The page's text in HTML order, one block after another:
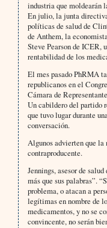
industria que moldearán
En julio, la junta
políticas de salud de
de Anthem, la
Steve Pearson de ICER,
rentabilidad de los
El mes pasado PhRMA
republicanos en el
Cámara de
Un cabildero del partido
que tuvo lugar durante
conversación.
Algunos advierten que
contraproducente.
Jennings, asesor de
más que sus palabras”.
problema, o atacan a
legítimas en nombre de
medicamentos, y no se
convincente, no serán